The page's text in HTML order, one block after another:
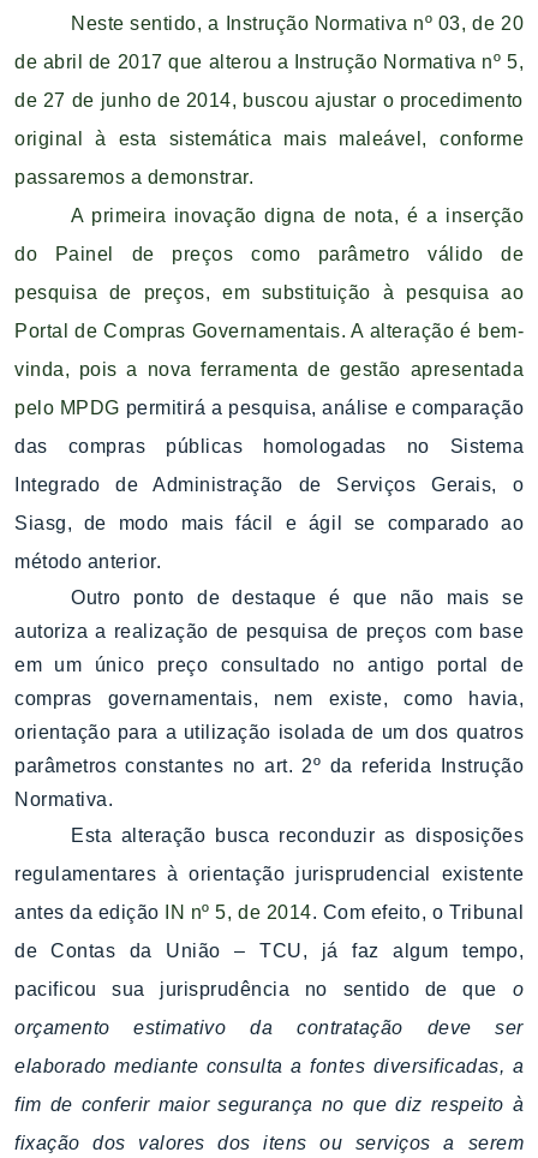
Neste sentido, a Instrução Normativa nº 03, de 20
de abril de 2017 que alterou a Instrução Normativa nº 5,
de 27 de junho de 2014, buscou ajustar o procedimento
original à esta sistemática mais maleável, conforme
passaremos a demonstrar.
A primeira inovação digna de nota, é a inserção
do Painel de preços como parâmetro válido de
pesquisa de preços, em substituição à pesquisa ao
Portal de Compras Governamentais. A alteração é bem-
vinda, pois a nova ferramenta de gestão apresentada
pelo MPDG permitirá a pesquisa, análise e comparação
das compras públicas homologadas no Sistema
Integrado de Administração de Serviços Gerais, o
Siasg, de modo mais fácil e ágil se comparado ao
método anterior.
Outro ponto de destaque é que não mais se
autoriza a realização de pesquisa de preços com base
em um único preço consultado no antigo portal de
compras governamentais, nem existe, como havia,
orientação para a utilização isolada de um dos quatros
parâmetros constantes no art. 2º da referida Instrução
Normativa.
Esta alteração busca reconduzir as disposições
regulamentares à orientação jurisprudencial existente
antes da edição
IN nº 5, de 2014. Com efeito, o Tribunal
de Contas da União – TCU, já faz algum tempo,
pacificou sua jurisprudência no sentido de que o
orçamento estimativo da contratação deve ser
elaborado mediante consulta a fontes diversificadas, a
fim de conferir maior segurança no que diz respeito à
fixação dos valores dos itens ou serviços a serem